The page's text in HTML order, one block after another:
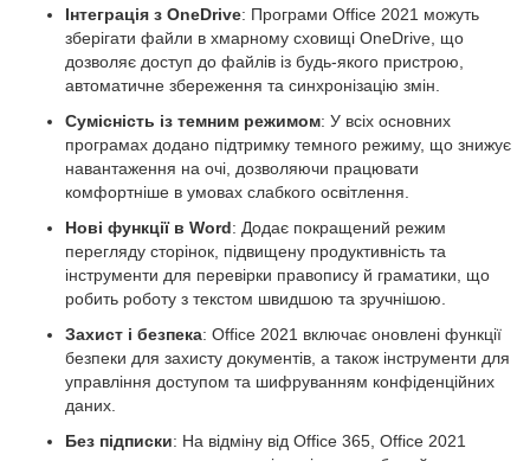
Інтеграція з OneDrive: Програми Office 2021 можуть
зберігати файли в хмарному сховищі OneDrive, що
дозволяє доступ до файлів із будь-якого пристрою,
автоматичне збереження та синхронізацію змін.
Сумісність із темним режимом: У всіх основних
програмах додано підтримку темного режиму, що знижує
навантаження на очі, дозволяючи працювати
комфортніше в умовах слабкого освітлення.
Нові функції в Word: Додає покращений режим
перегляду сторінок, підвищену продуктивність та
інструменти для перевірки правопису й граматики, що
робить роботу з текстом швидшою та зручнішою.
Захист і безпека: Office 2021 включає оновлені функції
безпеки для захисту документів, а також інструменти для
управління доступом та шифруванням конфіденційних
даних.
Без підписки: На відміну від Office 365, Office 2021